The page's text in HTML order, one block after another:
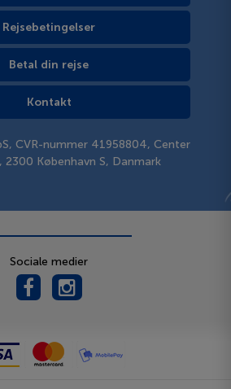
Rejsebetingelser
Betal din rejse
Kontakt
CVR-nummer 41958804, Center
2300 København S, Danmark
Sociale medier